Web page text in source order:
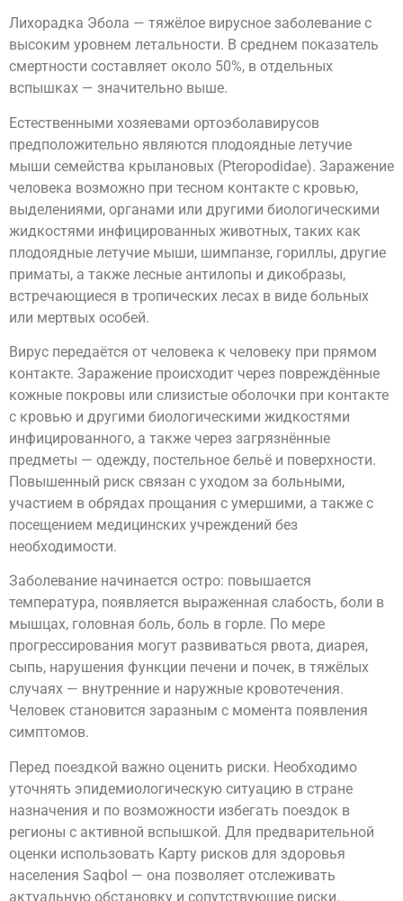
Лихорадка Эбола — тяжёлое вирусное заболевание с
высоким уровнем летальности. В среднем показатель
смертности составляет около 50%, в отдельных
вспышках — значительно выше.
Естественными хозяевами ортоэболавирусов
предположительно являются плодоядные летучие
мыши семейства крылановых (Pteropodidae). Заражение
человека возможно при тесном контакте с кровью,
выделениями, органами или другими биологическими
жидкостями инфицированных животных, таких как
плодоядные летучие мыши, шимпанзе, гориллы, другие
приматы, а также лесные антилопы и дикобразы,
встречающиеся в тропических лесах в виде больных
или мертвых особей.
Вирус передаётся от человека к человеку при прямом
контакте. Заражение происходит через повреждённые
кожные покровы или слизистые оболочки при контакте
с кровью и другими биологическими жидкостями
инфицированного, а также через загрязнённые
предметы — одежду, постельное бельё и поверхности.
Повышенный риск связан с уходом за больными,
участием в обрядах прощания с умершими, а также с
посещением медицинских учреждений без
необходимости.
Заболевание начинается остро: повышается
температура, появляется выраженная слабость, боли в
мышцах, головная боль, боль в горле. По мере
прогрессирования могут развиваться рвота, диарея,
сыпь, нарушения функции печени и почек, в тяжёлых
случаях — внутренние и наружные кровотечения.
Человек становится заразным с момента появления
симптомов.
Перед поездкой важно оценить риски. Необходимо
уточнять эпидемиологическую ситуацию в стране
назначения и по возможности избегать поездок в
регионы с активной вспышкой. Для предварительной
оценки использовать Карту рисков для здоровья
населения Saqbol — она позволяет отслеживать
актуальную обстановку и сопутствующие риски.